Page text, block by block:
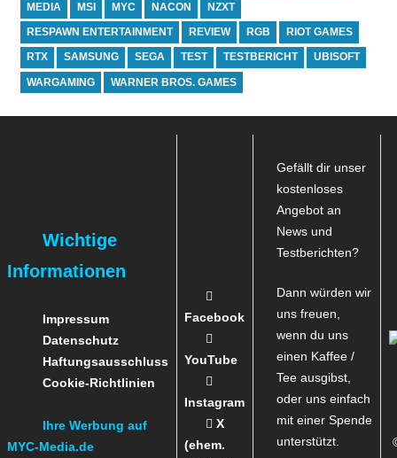
MEDIA MSI MYC NACON NZXT
RESPAWN ENTERTAINMENT REVIEW RGB RIOT GAMES
RTX SAMSUNG SEGA TEST TESTBERICHT UBISOFT
WARGAMING WARNER BROS. GAMES
Wichtige
Informationen
Impressum
Datenschutz
Haftungsausschluss
Cookie-Richtlinien
Ihre Werbung auf
MYC-Media.de
Facebook
YouTube
Instagram
X
(ehem.
Gefällt dir unser
kostenloses
Angebot an
News und
Testberichten?
Dann würden wir
uns freuen,
wenn du uns
einen Kaffee /
Tee ausgibst,
oder uns einfach
mit einer Spende
unterstützt.